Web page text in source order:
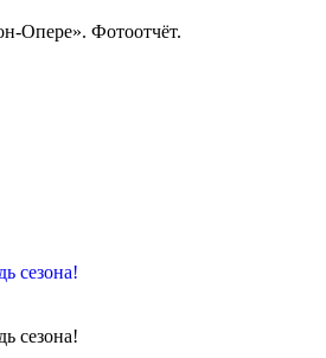
Опере». Фотоотчёт.
сезона!
сезона!